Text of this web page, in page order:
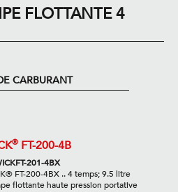
FLOTTANTE 4
CARBURANT
® FT-200-4B
201-4BX
FT-200-4BX .. 4 temps; 9.5 litre
flottante haute pression portative